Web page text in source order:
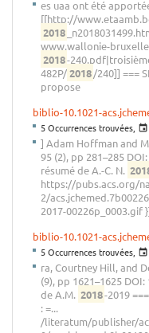
es uaa ont été
[[http://
2018
www.wallonie-
2018-
482P/2018 /240]] ===
propose
biblio-10.1021-
5 Occurrences trouvées,
] Adam Hoffman and
95 (2), pp 281–285
résumé de A.-C. N.
https://pubs.acs.org/
2/
2017-00226p_0003.gif
biblio-10.1021-
5 Occurrences trouvées,
ra, Courtney Hill, and
(9), pp 1621–1625
de A.M. 2018-2019
: =...
/literatum/publisher/